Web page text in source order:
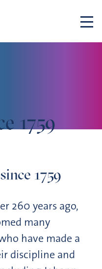
1759
1759
260 years ago,
many
have made a
discipline and